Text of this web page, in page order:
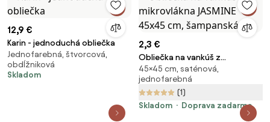
12,9 €
Karin - jednoduchá obliečka
Jednofarebná, štvorcová,
obdĺžniková
Skladom
2,3 €
Obliečka na vankúš z
mikrovlákna JASMINE 45x45 cm,
šampanská
45×45 cm, saténová,
jednofarebná
(1)
Skladom
Doprava zadarmo